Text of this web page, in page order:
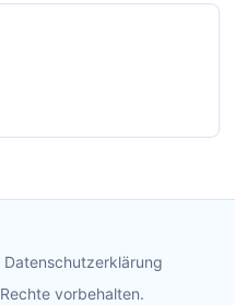
Datenschutzerklärung
vorbehalten.